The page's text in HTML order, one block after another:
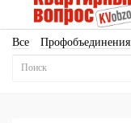
Все Профобъединения
Новостройки